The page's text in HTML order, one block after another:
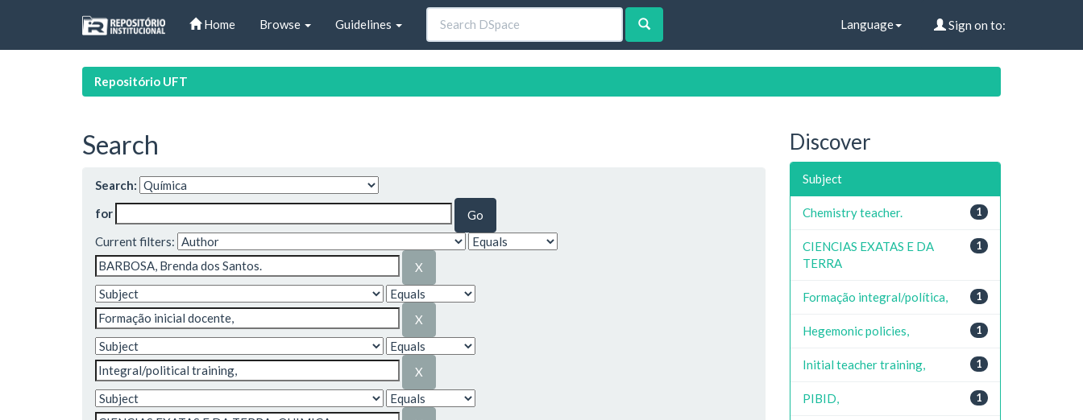
Home Browse Guidelines Language Sign on to:
Repositório UFT
Search
Search:
for
Current filters:
Discover
Subject
1
Chemistry teacher.
1
CIENCIAS EXATAS E DA
TERRA
1
Formação integral/política,
1
Hegemonic policies,
1
Initial teacher training,
1
PIBID,